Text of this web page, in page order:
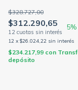
IP65 MILWAUKEE
$312.290,65
$328.727,00
5
12 x $26.024,22 sin interés
$234.217,99 con
depósito